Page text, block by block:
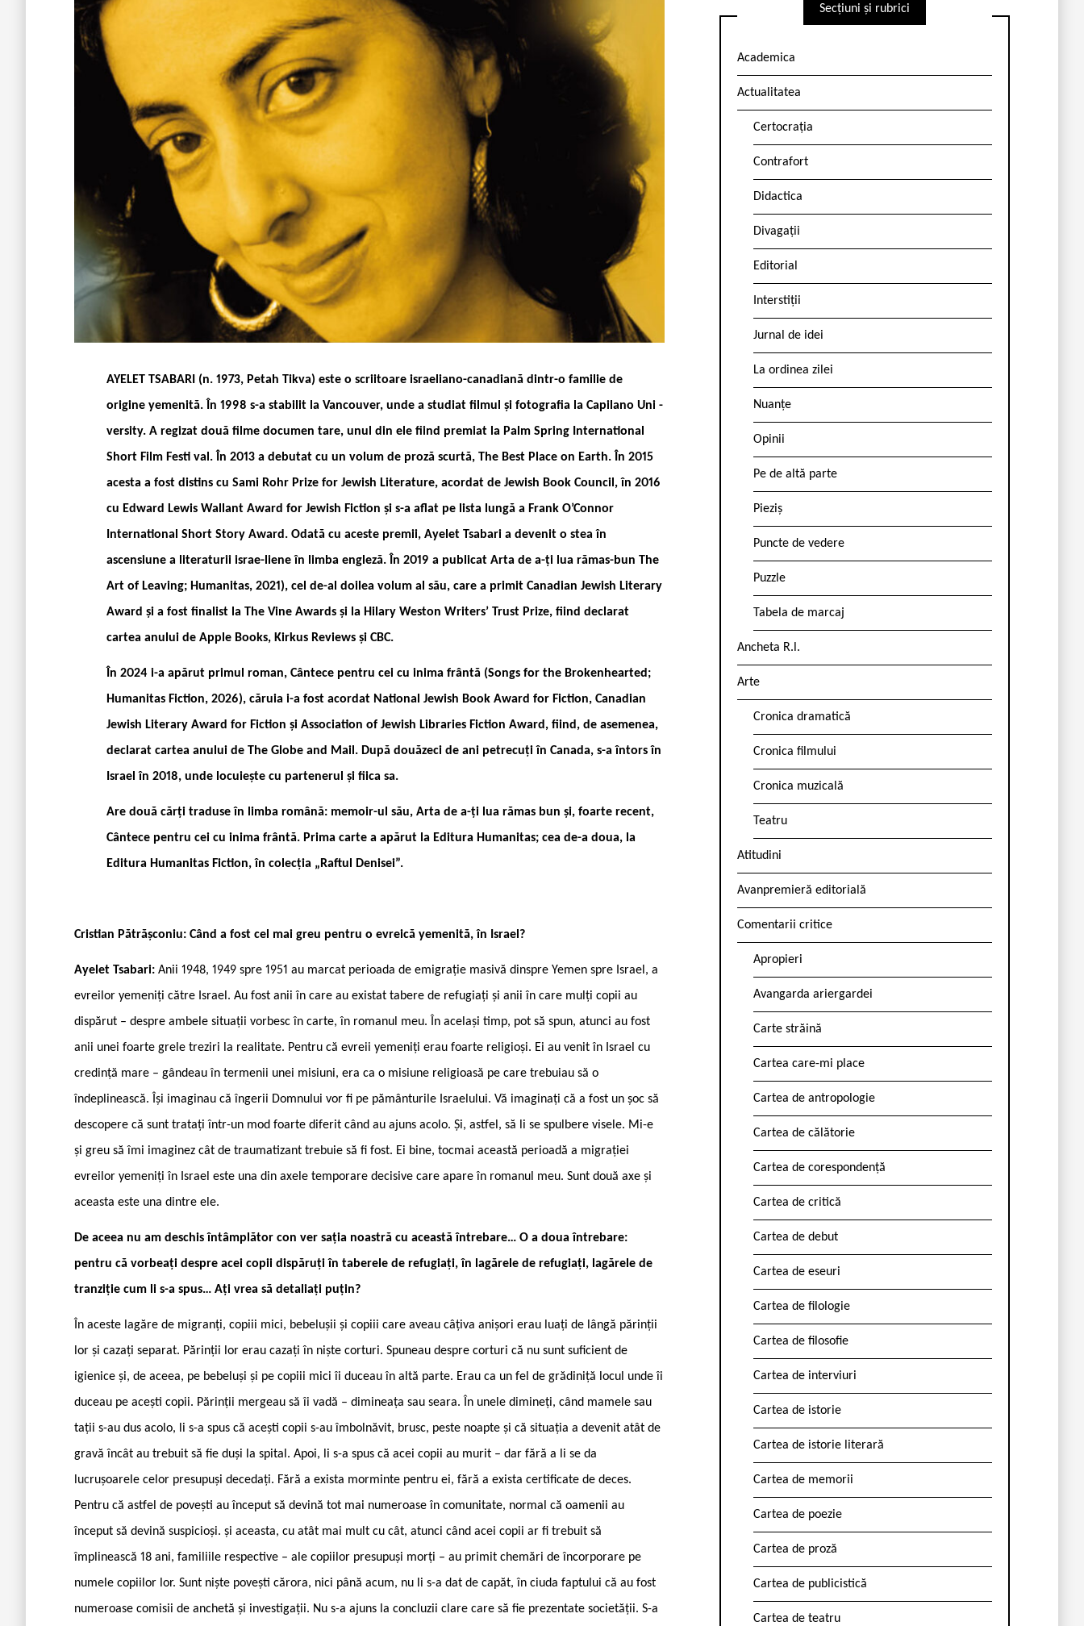
AYELET TSABARI (n. 1973, Petah Tikva) este o scriitoare israeliano-canadiană dintr-o familie de
origine yemenită. În 1998 s-a stabilit la Vancouver, unde a studiat filmul și fotografia la Capilano Uni ­
versity. A regizat două filme documen ­tare, unul din ele fiind premiat la Palm Spring International
Short Film Festi ­val. În 2013 a debutat cu un volum de proză scurtă, The Best Place on Earth. În 2015
acesta a fost distins cu Sami Rohr Prize for Jewish Literature, acordat de Jewish Book Council, în 2016
cu Edward Lewis Wallant Award for Jewish Fiction și s-a aflat pe lista lungă a Frank O’Connor
International Short Story Award. Odată cu aceste premii, Ayelet Tsabari a devenit o stea în
ascensiune a literaturii israe-liene în limba engleză. În 2019 a publicat Arta de a-ți lua rămas-bun The
Art of Leaving; Humanitas, 2021), cel de-al doilea volum al său, care a primit Canadian Jewish Literary
Award și a fost finalist la The Vine Awards și la Hilary Weston Writers’ Trust Prize, fiind declarat
cartea anului de Apple Books, Kirkus Reviews și CBC.
În 2024 i-a apărut primul roman, Cântece pentru cei cu inima frântă (Songs for the Brokenhearted;
Humanitas Fiction, 2026), căruia i-a fost acordat National Jewish Book Award for Fiction, Canadian
Jewish Literary Award for Fiction și Association of Jewish Libraries Fiction Award, fiind, de asemenea,
declarat cartea anului de The Globe and Mail. După douăzeci de ani petrecuți în Canada, s-a întors în
Israel în 2018, unde locuiește cu partenerul și fiica sa.
Are două cărți traduse în limba română: memoir-ul său, Arta de a-ți lua rămas bun și, foarte recent,
Cântece pentru cei cu inima frântă. Prima carte a apărut la Editura Humanitas; cea de-a doua, la
Editura Humanitas Fiction, în colecția „Raftul Denisei”.
Cristian Pătrășconiu: Când a fost cel mai greu pentru o evreică yemenită, în Israel?
Ayelet Tsabari: Anii 1948, 1949 spre 1951 au marcat perioada de emigrație masivă dinspre Yemen spre Israel, a
evreilor yemeniți către Israel. Au fost anii în care au existat tabere de refugiați și anii în care mulți copii au
dispărut – despre ambele situații vorbesc în carte, în romanul meu. În același timp, pot să spun, atunci au fost
anii unei foarte grele treziri la realitate. Pentru că evreii yemeniți erau foarte religioși. Ei au venit în Israel cu
credință mare – gândeau în termenii unei misiuni, era ca o misiune religioasă pe care trebuiau să o
îndeplinească. Își imaginau că îngerii Domnului vor fi pe pământurile Israelului. Vă imaginați că a fost un șoc să
descopere că sunt tratați într-un mod foarte diferit când au ajuns acolo. Și, astfel, să li se spulbere visele. Mi-e
și greu să îmi imaginez cât de traumatizant trebuie să fi fost. Ei bine, tocmai această perioadă a migrației
evreilor yemeniți în Israel este una din axele temporare decisive care apare în romanul meu. Sunt două axe și
aceasta este una dintre ele.
De aceea nu am deschis întâmplător con ­ver sația noastră cu această întrebare… O a doua întrebare:
pentru că vorbeați despre acei copii dispăruți în taberele de refugiați, în lagărele de refugiați, lagărele de
tranziție cum li s-a spus… Ați vrea să detaliați puțin?
În aceste lagăre de migranți, copiii mici, bebelușii și copiii care aveau câțiva anișori erau luați de lângă părinții
lor și cazați separat. Părinții lor erau cazați în niște corturi. Spuneau despre corturi că nu sunt suficient de
igienice și, de aceea, pe bebeluși și pe copiii mici îi duceau în altă parte. Erau ca un fel de grădiniță locul unde îi
duceau pe acești copii. Părinții mergeau să îi vadă – dimineața sau seara. În unele dimineți, când mamele sau
tații s-au dus acolo, li s-a spus că acești copii s-au îmbolnăvit, brusc, peste noapte și că situația a devenit atât de
gravă încât au trebuit să fie duși la spital. Apoi, li s-a spus că acei copii au murit – dar fără a li se da
lucrușoarele celor presupuși decedați. Fără a exista morminte pentru ei, fără a exista certificate de deces.
Pentru că astfel de povești au început să devină tot mai numeroase în comunitate, normal că oamenii au
început să devină suspicioși. și aceasta, cu atât mai mult cu cât, atunci când acei copii ar fi trebuit să
împlinească 18 ani, familiile respective – ale copiilor presupuși morți – au primit chemări de încorporare pe
numele copiilor lor. Sunt niște povești cărora, nici până acum, nu li s-a dat de capăt, în ciuda faptului că au fost
numeroase comisii de anchetă și investigații. Nu s-a ajuns la concluzii clare care să fie prezentate societății. S-a
Secțiuni și rubrici
Academica
Actualitatea
Certocrația
Contrafort
Didactica
Divagații
Editorial
Interstiții
Jurnal de idei
La ordinea zilei
Nuanțe
Opinii
Pe de altă parte
Pieziș
Puncte de vedere
Puzzle
Tabela de marcaj
Ancheta R.l.
Arte
Cronica dramatică
Cronica filmului
Cronica muzicală
Teatru
Atitudini
Avanpremieră editorială
Comentarii critice
Apropieri
Avangarda ariergardei
Carte străină
Cartea care-mi place
Cartea de antropologie
Cartea de călătorie
Cartea de corespondență
Cartea de critică
Cartea de debut
Cartea de eseuri
Cartea de filologie
Cartea de filosofie
Cartea de interviuri
Cartea de istorie
Cartea de istorie literară
Cartea de memorii
Cartea de poezie
Cartea de proză
Cartea de publicistică
Cartea de teatru